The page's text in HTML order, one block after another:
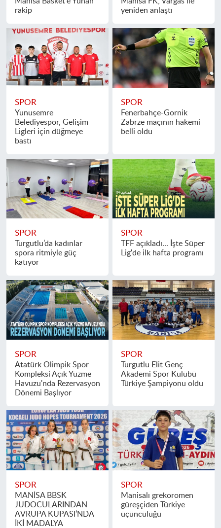
rakip
yeniden anlaştı
SPOR
Yunusemre
Belediyespor, Gelişim
Ligleri için düğmeye
bastı
SPOR
Fenerbahçe-Gornik
Zabrze maçının hakemi
belli oldu
SPOR
Turgutlu’da kadınlar
spora ritmiyle güç
katıyor
SPOR
TFF açıkladı... İşte Süper
Lig'de ilk hafta programı
SPOR
Atatürk Olimpik Spor
Kompleksi Açık Yüzme
Havuzu'nda Rezervasyon
Dönemi Başlıyor
SPOR
Turgutlu Elit Genç
Akademi Spor Kulübü
Türkiye Şampiyonu oldu
SPOR
MANİSA BBSK
JUDOCULARINDAN
AVRUPA KUPASI’NDA
İKİ MADALYA
SPOR
Manisalı grekoromen
güreşçiden Türkiye
üçüncülüğü